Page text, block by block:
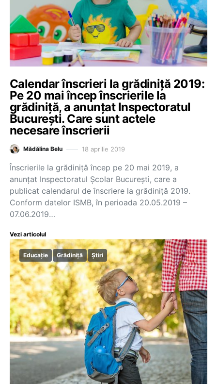
Calendar înscrieri la grădiniță 2019:
Pe 20 mai încep înscrierile la
grădiniță, a anunțat Inspectoratul
București. Care sunt actele
necesare înscrierii
Mădălina Belu 18 aprilie 2019
Înscrierile la grădiniță încep pe 20 mai 2019, a
anunțat Inspectoratul Școlar București, care a
publicat calendarul de înscriere la grădiniță 2019.
Conform datelor ISMB, în perioada 20.05.2019 –
07.06.2019…
Vezi articolul
Educație Grădiniță Știri